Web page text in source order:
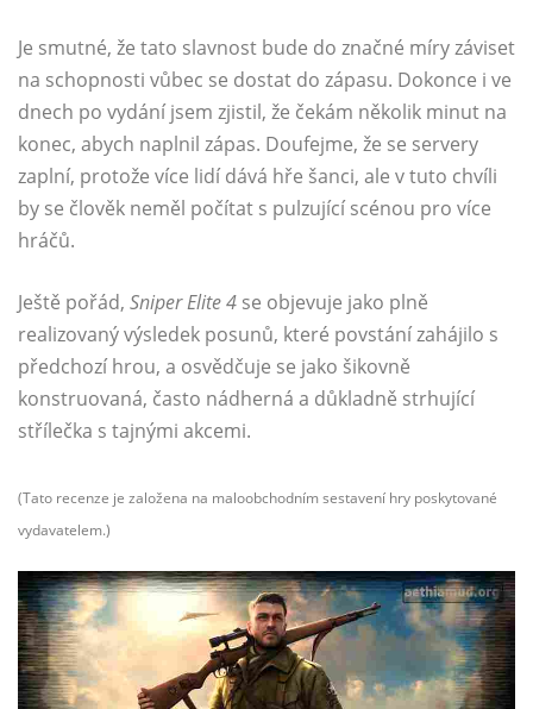
Je smutné, že tato slavnost bude do značné míry záviset
na schopnosti vůbec se dostat do zápasu. Dokonce i ve
dnech po vydání jsem zjistil, že čekám několik minut na
konec, abych naplnil zápas. Doufejme, že se servery
zaplní, protože více lidí dává hře šanci, ale v tuto chvíli
by se člověk neměl počítat s pulzující scénou pro více
hráčů.
Ještě pořád, Sniper Elite 4 se objevuje jako plně
realizovaný výsledek posunů, které povstání zahájilo s
předchozí hrou, a osvědčuje se jako šikovně
konstruovaná, často nádherná a důkladně strhující
střílečka s tajnými akcemi.
(Tato recenze je založena na maloobchodním sestavení hry poskytované
vydavatelem.)